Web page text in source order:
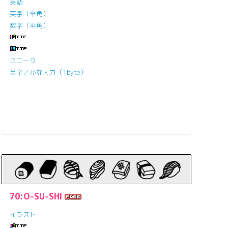
英語
英字（半角）
数字（半角）
ユニーク
英字／かな入力（1byte）
70:O-SU-SHI
イラスト